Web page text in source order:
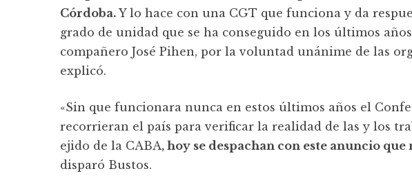
Córdoba. Y lo hace con una CGT que funciona y da
grado de unidad que se ha conseguido en los últimos
compañero José Pihen, por la voluntad unánime de las
explicó.
«Sin que funcionara nunca en estos últimos años el
recorrieran el país para verificar la realidad de las y los
ejido de la CABA, hoy se despachan con este anuncio
disparó Bustos.